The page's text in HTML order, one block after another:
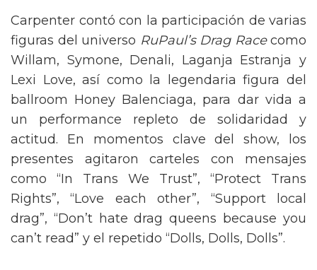
Carpenter contó con la participación de varias
figuras del universo RuPaul’s Drag Racecomo
Willam, Symone, Denali, Laganja Estranja y
Lexi Love, así como la legendaria figura del
ballroom Honey Balenciaga, para dar vida a
un performance repleto de solidaridad y
actitud. En momentos clave del show, los
presentes agitaron carteles con mensajes
como “In Trans We Trust”, “Protect Trans
Rights”, “Love each other”, “Support local
drag”, “Don’t hate drag queens because you
can’t read” y el repetido “Dolls, Dolls, Dolls”.